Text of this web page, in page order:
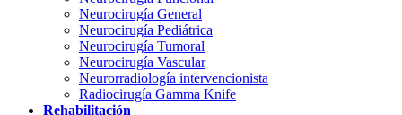
Neurocirugía General
Neurocirugía Pediátrica
Neurocirugía Tumoral
Neurocirugía Vascular
Neurorradiología intervencionista
Radiocirugía Gamma Knife
Rehabilitación